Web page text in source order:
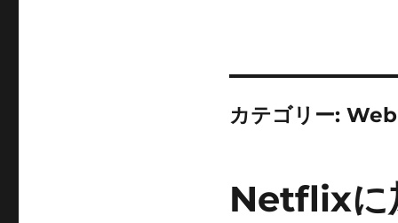
カテゴリー: Web
Netflixに